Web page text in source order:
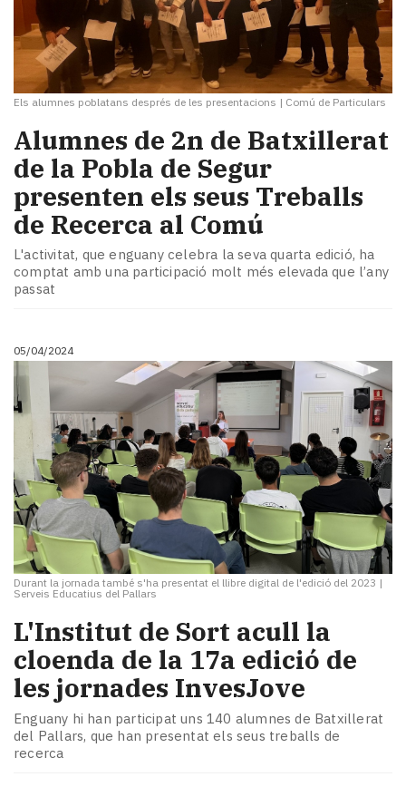
Els alumnes poblatans després de les presentacions | Comú de Particulars
Alumnes de 2n de Batxillerat
de la Pobla de Segur
presenten els seus Treballs
de Recerca al Comú
L'activitat, que enguany celebra la seva quarta edició, ha
comptat amb una participació molt més elevada que l’any
passat
05/04/2024
Durant la jornada també s'ha presentat el llibre digital de l'edició del 2023 |
Serveis Educatius del Pallars
L'Institut de Sort acull la
cloenda de la 17a edició de
les jornades InvesJove
Enguany hi han participat uns 140 alumnes de Batxillerat
del Pallars, que han presentat els seus treballs de
recerca